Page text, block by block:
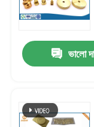
ভালো